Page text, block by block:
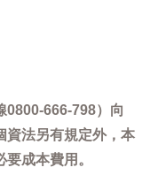
0800-666-798）向
資法另有規定外，本
成本費用。